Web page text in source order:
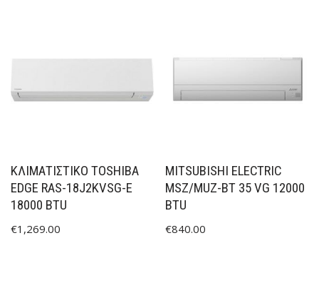
ΚΛΙΜΑΤΙΣΤΙΚΟ TOSHIBA
EDGE RAS-18J2KVSG-E
18000 BTU
€1,269.00
MITSUBISHI ELECTRIC
MSZ/MUZ-BT 35 VG 12000
BTU
€840.00